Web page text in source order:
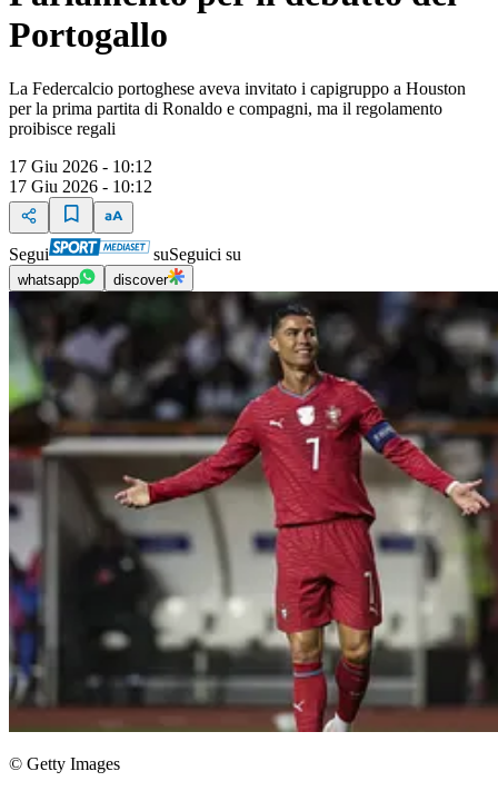
Portogallo
La Federcalcio portoghese aveva invitato i capigruppo a Houston
per la prima partita di Ronaldo e compagni, ma il regolamento
proibisce regali
17 Giu 2026 - 10:12
17 Giu 2026 - 10:12
Segui suSeguici su
whatsapp discover
© Getty Images